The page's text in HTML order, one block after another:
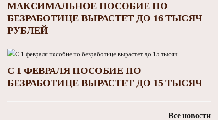
МАКСИМАЛЬНОЕ ПОСОБИЕ ПО
БЕЗРАБОТИЦЕ ВЫРАСТЕТ ДО 16 ТЫСЯЧ
РУБЛЕЙ
С 1 ФЕВРАЛЯ ПОСОБИЕ ПО
БЕЗРАБОТИЦЕ ВЫРАСТЕТ ДО 15 ТЫСЯЧ
Все новости